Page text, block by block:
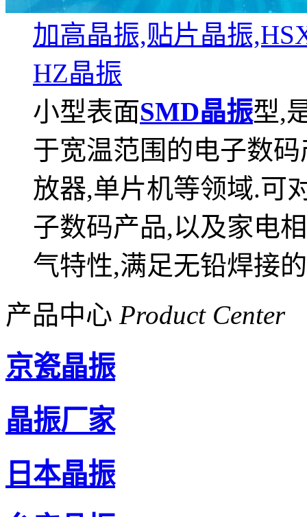
加高晶振,贴片晶振
HZ晶振
小型表面SMD晶振型,
于宽温范围的电子数
放器,单片机等领域.可
子数码产品,以及家电
气特性,满足无铅焊接
产品中心 Product Center
京瓷晶振
晶振厂家
日本晶振